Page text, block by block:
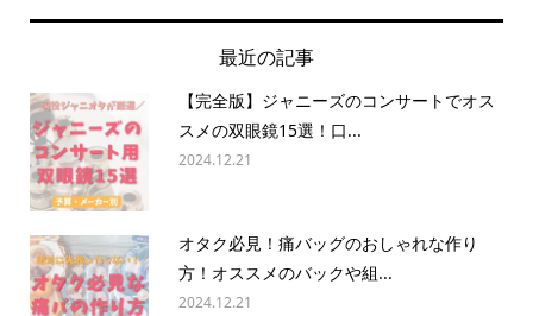
最近の記事
【完全版】ジャニーズのコンサートでオス
スメの双眼鏡15選！口...
2024.12.21
オタク必見！痛バッグのおしゃれな作り
方！オススメのバックや組...
2024.12.21